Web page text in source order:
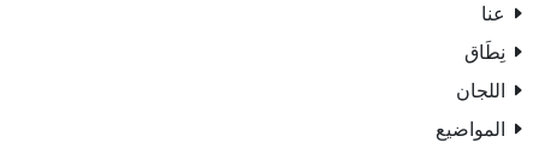
عنا
نِطَاق
اللجان
المواضيع